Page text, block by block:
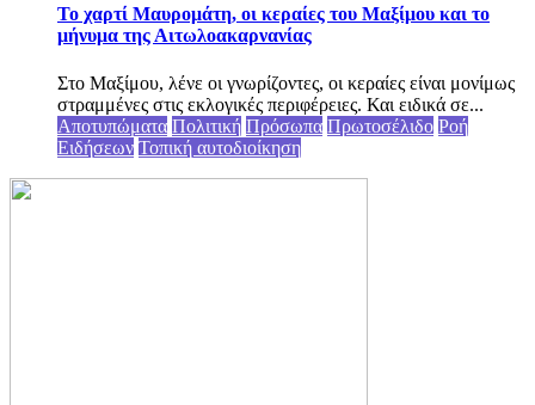
Το χαρτί Μαυρομάτη, οι κεραίες του Μαξίμου και το
μήνυμα της Αιτωλοακαρνανίας
Στο Μαξίμου, λένε οι γνωρίζοντες, οι κεραίες είναι μονίμως
στραμμένες στις εκλογικές περιφέρειες. Και ειδικά σε...
Αποτυπώματα Πολιτική Πρόσωπα Πρωτοσέλιδο Ροή
Ειδήσεων Τοπική αυτοδιοίκηση